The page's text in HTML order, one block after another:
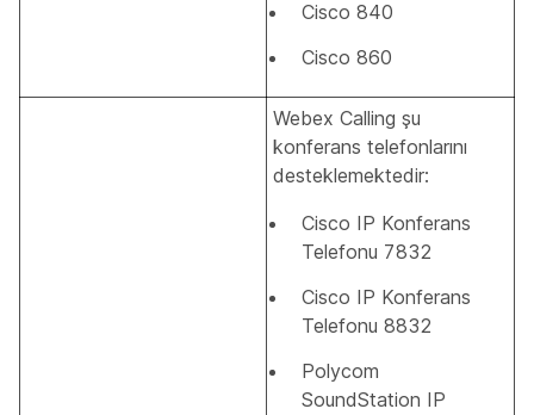
Cisco 840
Cisco 860
Webex Calling şu
konferans telefonlarını
desteklemektedir:
Cisco IP Konferans
Telefonu 7832
Cisco IP Konferans
Telefonu 8832
Polycom
SoundStation IP